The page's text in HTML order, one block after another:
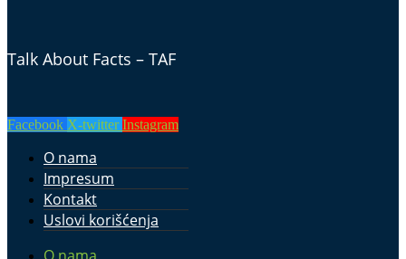
Talk About Facts – TAF
Facebook X-twitter Instagram
O nama
Impresum
Kontakt
Uslovi korišćenja